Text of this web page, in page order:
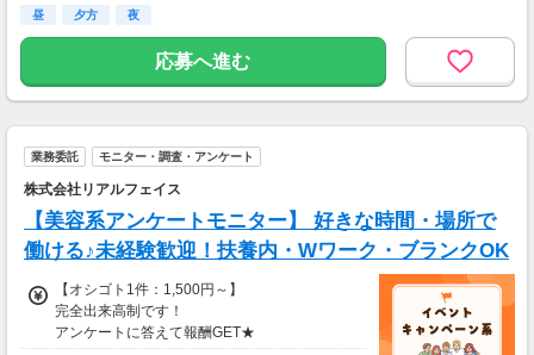
◆ 生活に役立つサービスの調査
保険相談・クレカ発行など、サービス体験後に
アンケートに回答するだけ！
・案件数 ：10～20件
・所要時間：1～2時間
★今だけ！お得なキャンペーン実施中★
mazonギフトカード2,000円分をプレゼント！
なし
昼
夕方 夜
応募へ進む
業務委託 モニター・調査・アンケート
株式会社リアルフェイス
【美容系アンケートモニター】 好きな時間・場所で
働ける♪未経験歓迎！扶養内・Wワーク・ブランクOK
【オシゴト1件：1,500円～】
完全出来高制です！
アンケートに答えて報酬GET★